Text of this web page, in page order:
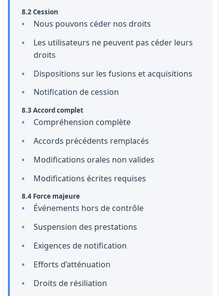
8.2 Cession
Nous pouvons céder nos droits
Les utilisateurs ne peuvent pas céder leurs
droits
Dispositions sur les fusions et acquisitions
Notification de cession
8.3 Accord complet
Compréhension complète
Accords précédents remplacés
Modifications orales non valides
Modifications écrites requises
8.4 Force majeure
Événements hors de contrôle
Suspension des prestations
Exigences de notification
Efforts d’atténuation
Droits de résiliation